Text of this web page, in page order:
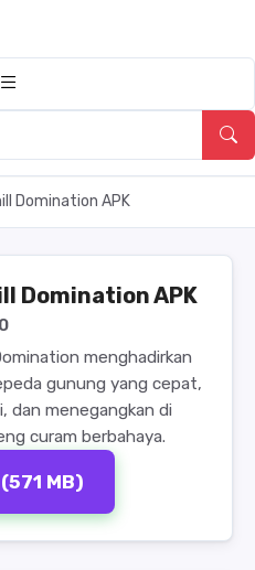
Domination APK
Domination APK
menghadirkan
gunung yang cepat,
dan menegangkan di
curam berbahaya.
MB)